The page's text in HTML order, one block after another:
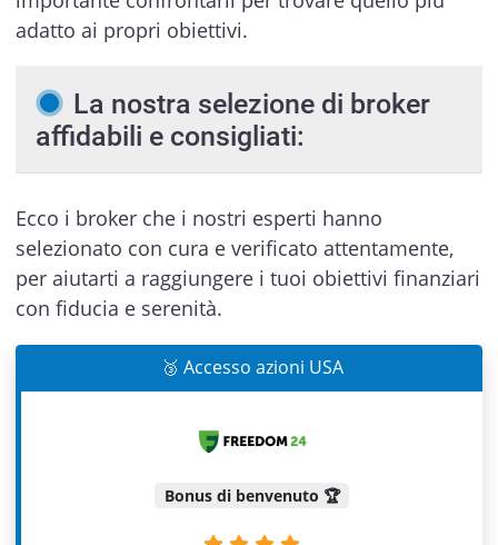
adatto ai propri obiettivi.
La nostra selezione di broker
affidabili e consigliati:
Ecco i broker che i nostri esperti hanno
selezionato con cura e verificato attentamente,
per aiutarti a raggiungere i tuoi obiettivi finanziari
con fiducia e serenità.
🥉 Accesso azioni USA
Bonus di benvenuto 🏆